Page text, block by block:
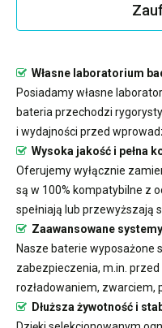
Własne laboratorium
Posiadamy własne
bateria przechodzi
i wydajności przed
Wysoka jakość i pełna
Oferujemy wyłącznie
są w 100% kompatybilne z
spełniają lub przewyższają
Zaawansowane
Nasze baterie wyposażone
zabezpieczenia, m.in.
rozładowaniem, zwarciem,
Dłuższa żywotność i